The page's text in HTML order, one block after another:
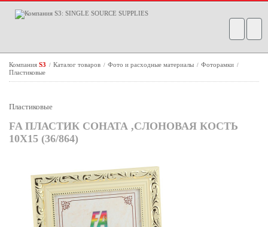
Компания S3 / Каталог товаров / Фото и расходные материалы / Фоторамки /
Пластиковые
Пластиковые
FA ПЛАСТИК СОНАТА ,СЛОНОВАЯ КОСТЬ
10X15 (36/864)